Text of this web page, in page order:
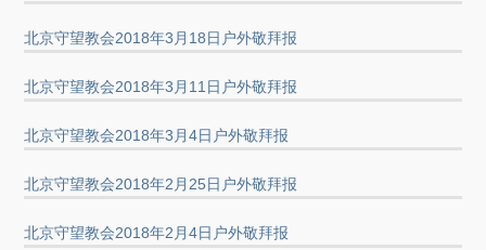
北京守望教会2018年3月18日户外敬拜报
北京守望教会2018年3月11日户外敬拜报
北京守望教会2018年3月4日户外敬拜报
北京守望教会2018年2月25日户外敬拜报
北京守望教会2018年2月4日户外敬拜报